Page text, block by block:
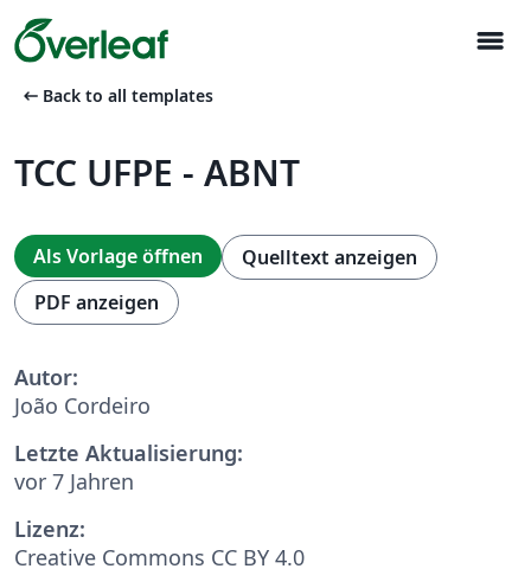
menu
arrow_left_alt Back to all templates
TCC UFPE - ABNT
Als Vorlage öffnen
Quelltext anzeigen
PDF anzeigen
Autor:
João Cordeiro
Letzte Aktualisierung:
vor 7 Jahren
Lizenz:
Creative Commons CC BY 4.0